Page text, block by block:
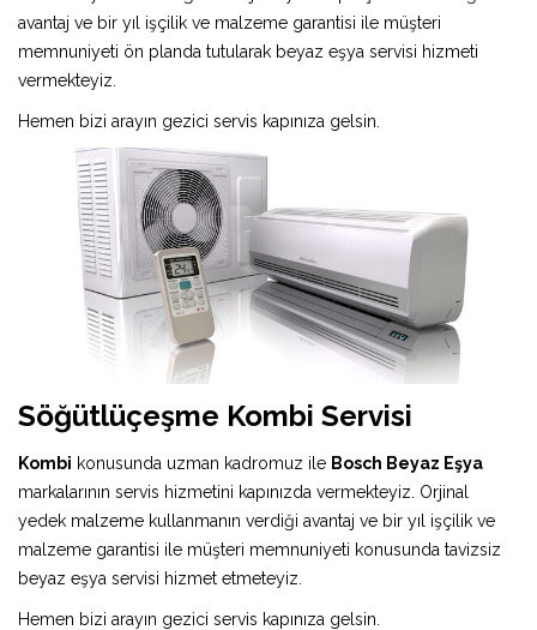
avantaj ve bir yıl işçilik ve malzeme garantisi ile müşteri
memnuniyeti ön planda tutularak beyaz eşya servisi hizmeti
vermekteyiz.
Hemen bizi arayın gezici servis kapınıza gelsin.
Söğütlüçeşme Kombi Servisi
Kombi konusunda uzman kadromuz ile Bosch Beyaz Eşya
markalarının servis hizmetini kapınızda vermekteyiz. Orjinal
yedek malzeme kullanmanın verdiği avantaj ve bir yıl işçilik ve
malzeme garantisi ile müşteri memnuniyeti konusunda tavizsiz
beyaz eşya servisi hizmet etmeteyiz.
Hemen bizi arayın gezici servis kapınıza gelsin.